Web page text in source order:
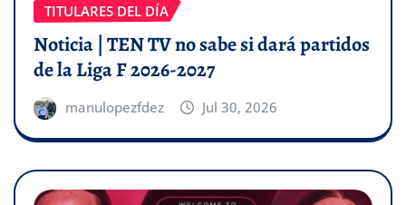
TITULARES DEL DÍA
Noticia | TEN TV no sabe si dará partidos
de la Liga F 2026-2027
manulopezfdez Jul 30, 2026